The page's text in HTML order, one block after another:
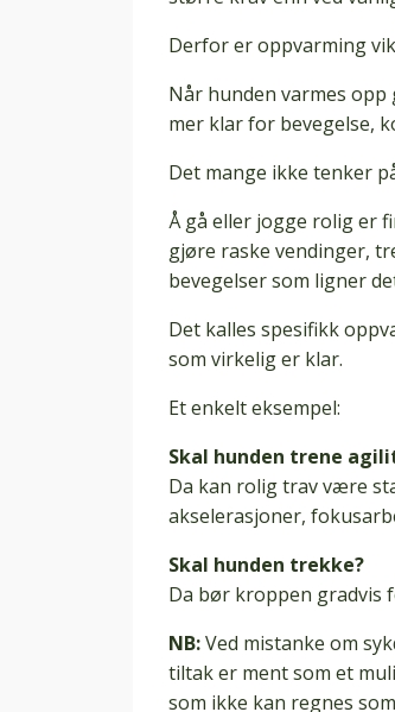
Derfor er oppvarming
Når hunden varmes
mer klar for bevegelse,
Det mange ikke tenker
Å gå eller jogge rolig er
gjøre raske vendinger,
bevegelser som ligner
Det kalles spesifikk
som virkelig er klar.
Et enkelt eksempel:
Skal hunden trene
Da kan rolig trav være
akselerasjoner,
Skal hunden trekke?
Da bør kroppen gradvis
NB:Ved mistanke om
tiltak er ment som et
som ikke kan regnes